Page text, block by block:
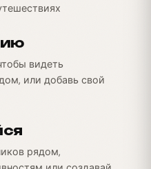
видеть
или добавь свой
рядом,